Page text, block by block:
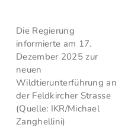
Die Regierung
informierte am 17.
Dezember 2025 zur
neuen
Wildtierunterführung an
der Feldkircher Strasse
(Quelle: IKR/Michael
Zanghellini)